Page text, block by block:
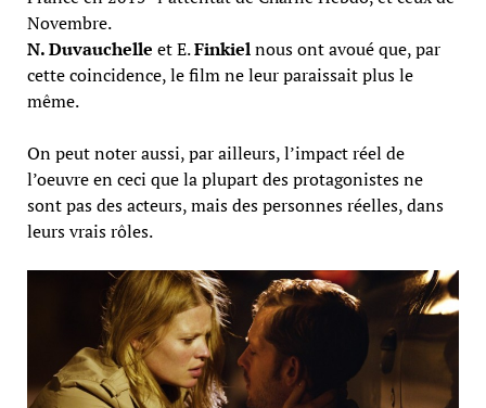
Novembre.
N. Duvauchelle et E.Finkielnous ont avoué que, par
cette coincidence, le film ne leur paraissait plus le
même.
On peut noter aussi, par ailleurs, l’impact réel de
l’oeuvre en ceci que la plupart des protagonistes ne
sont pas des acteurs, mais des personnes réelles, dans
leurs vrais rôles.